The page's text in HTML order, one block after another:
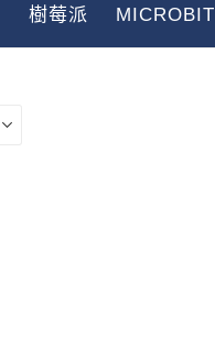
樹莓派 MICROBIT